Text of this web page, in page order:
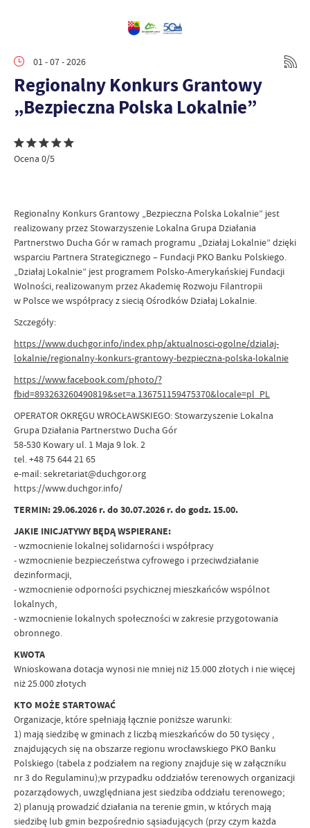
01 - 07 - 2026
Regionalny Konkurs Grantowy
„Bezpieczna Polska Lokalnie”
Ocena 0/5
Regionalny Konkurs Grantowy „Bezpieczna Polska Lokalnie” jest
realizowany przez Stowarzyszenie Lokalna Grupa Działania
Partnerstwo Ducha Gór w ramach programu „Działaj Lokalnie” dzięki
wsparciu Partnera Strategicznego – Fundacji PKO Banku Polskiego.
„Działaj Lokalnie” jest programem Polsko-Amerykańskiej Fundacji
Wolności, realizowanym przez Akademię Rozwoju Filantropii
w Polsce we współpracy z siecią Ośrodków Działaj Lokalnie.
Szczegóły:
https://www.duchgor.info/index.php/aktualnosci-ogolne/dzialaj-
lokalnie/regionalny-konkurs-grantowy-bezpieczna-polska-lokalnie
https://www.facebook.com/photo/?
fbid=893263260490819&set=a.136751159475370&locale=pl_PL
OPERATOR OKRĘGU WROCŁAWSKIEGO: Stowarzyszenie Lokalna
Grupa Działania Partnerstwo Ducha Gór
58-530 Kowary ul. 1 Maja 9 lok. 2
tel. +48 75 644 21 65
e-mail: sekretariat@duchgor.org
https://www.duchgor.info/
TERMIN: 29.06.2026 r. do 30.07.2026 r. do godz. 15.00.
JAKIE INICJATYWY BĘDĄ WSPIERANE:
- wzmocnienie lokalnej solidarności i współpracy
- wzmocnienie bezpieczeństwa cyfrowego i przeciwdziałanie
dezinformacji,
- wzmocnienie odporności psychicznej mieszkańców wspólnot
lokalnych,
- wzmocnienie lokalnych społeczności w zakresie przygotowania
obronnego.
KWOTA
Wnioskowana dotacja wynosi nie mniej niż 15.000 złotych i nie więcej
niż 25.000 złotych
KTO MOŻE STARTOWAĆ
Organizacje, które spełniają łącznie poniższe warunki:
1) mają siedzibę w gminach z liczbą mieszkańców do 50 tysięcy ,
znajdujących się na obszarze regionu wrocławskiego PKO Banku
Polskiego (tabela z podziałem na regiony znajduje się w załączniku
nr 3 do Regulaminu);w przypadku oddziałów terenowych organizacji
pozarządowych, uwzględniana jest siedziba oddziału terenowego;
2) planują prowadzić działania na terenie gmin, w których mają
siedzibę lub gmin bezpośrednio sąsiadujących (przy czym każda